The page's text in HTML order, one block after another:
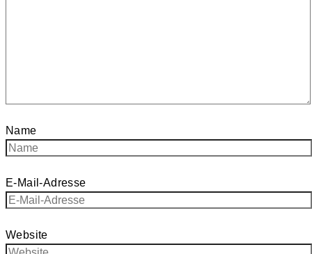
Name
E-Mail-Adresse
Website